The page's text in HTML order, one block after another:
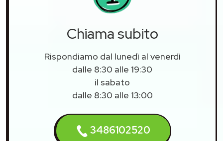
Chiama subito
Rispondiamo dal lunedì al venerdì
dalle 8:30 alle 19:30
il sabato
dalle 8:30 alle 13:00
3486102520